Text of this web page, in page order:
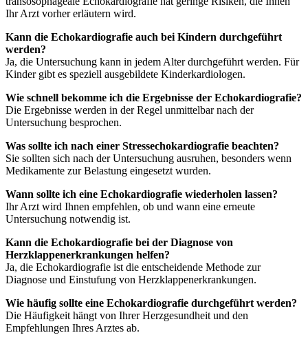
Ihr Arzt vorher erläutern wird.
Kann die Echokardiografie auch bei Kindern durchgeführt
werden?
Ja, die Untersuchung kann in jedem Alter durchgeführt werden. Für
Kinder gibt es speziell ausgebildete Kinderkardiologen.
Wie schnell bekomme ich die Ergebnisse der Echokardiografie?
Die Ergebnisse werden in der Regel unmittelbar nach der
Untersuchung besprochen.
Was sollte ich nach einer Stressechokardiografie beachten?
Sie sollten sich nach der Untersuchung ausruhen, besonders wenn
Medikamente zur Belastung eingesetzt wurden.
Wann sollte ich eine Echokardiografie wiederholen lassen?
Ihr Arzt wird Ihnen empfehlen, ob und wann eine erneute
Untersuchung notwendig ist.
Kann die Echokardiografie bei der Diagnose von
Herzklappenerkrankungen helfen?
Ja, die Echokardiografie ist die entscheidende Methode zur
Diagnose und Einstufung von Herzklappenerkrankungen.
Wie häufig sollte eine Echokardiografie durchgeführt werden?
Die Häufigkeit hängt von Ihrer Herzgesundheit und den
Empfehlungen Ihres Arztes ab.